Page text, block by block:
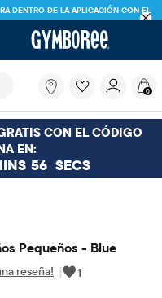
DENTRO DE LA APLICACIÓN CON EL
filtra las
buscando?
0
CON EL CÓDIGO
EN:
56 SECS
Pequeños - Blue
reseña! | 1